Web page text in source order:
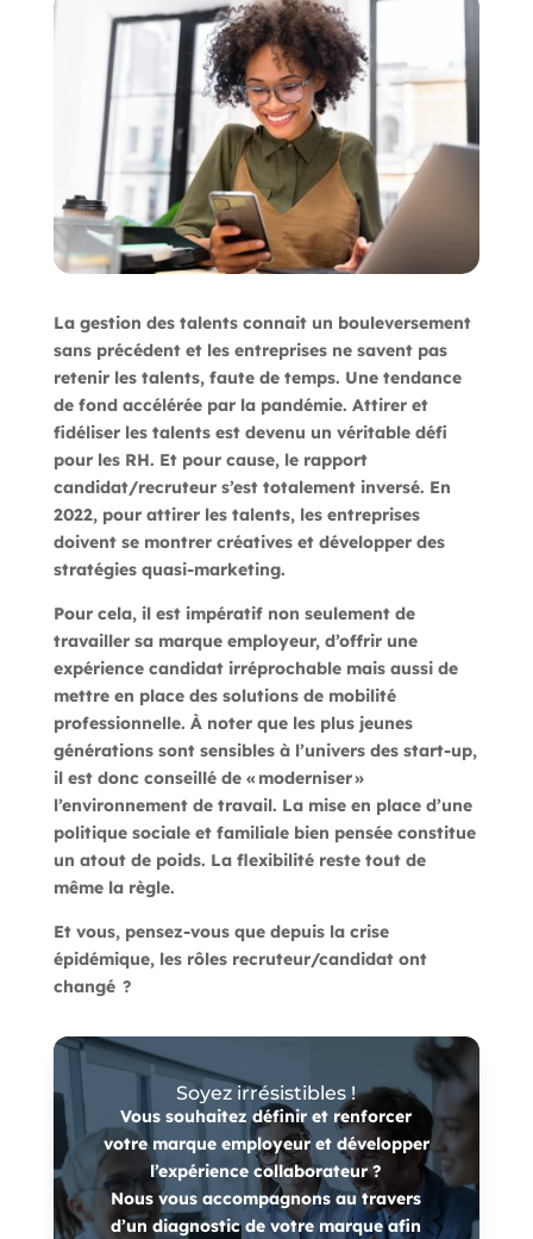
La gestion des talents connait un bouleversement
sans précédent et les entreprises ne savent pas
retenir les talents, faute de temps. Une tendance
de fond accélérée par la pandémie. Attirer et
fidéliser les talents est devenu un véritable défi
pour les RH. Et pour cause, le rapport
candidat/recruteur s’est totalement inversé. En
2022, pour attirer les talents, les entreprises
doivent se montrer créatives et développer des
stratégies quasi-marketing.
Pour cela, il est impératif non seulement de
travailler sa marque employeur, d’offrir une
expérience candidat irréprochable mais aussi de
mettre en place des solutions de mobilité
professionnelle. À noter que les plus jeunes
générations sont sensibles à l’univers des start-up,
il est donc conseillé de « moderniser »
l’environnement de travail. La mise en place d’une
politique sociale et familiale bien pensée constitue
un atout de poids. La flexibilité reste tout de
même la règle.
Et vous, pensez-vous que depuis la crise
épidémique, les rôles recruteur/candidat ont
changé ?
Soyez irrésistibles !
Vous souhaitez définir et renforcer
votre marque employeur et développer
l’expérience collaborateur ?
Nous vous accompagnons au travers
d’un diagnostic de votre marque afin